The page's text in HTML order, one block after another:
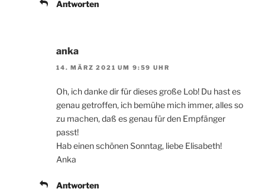
Antworten
anka
14. MÄRZ 2021 UM 9:59 UHR
Oh, ich danke dir für dieses große Lob! Du hast es
genau getroffen, ich bemühe mich immer, alles so
zu machen, daß es genau für den Empfänger
passt!
Hab einen schönen Sonntag, liebe Elisabeth!
Anka
Antworten